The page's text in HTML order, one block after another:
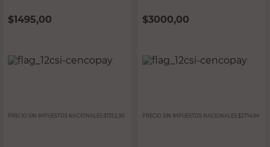
$1495,00
PRECIO SIN IMPUESTOS NACIONALES: $1352,95
$3000,00
PRECIO SIN IMPUESTOS NACIONALES: $2714,94